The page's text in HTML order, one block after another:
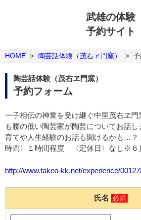
武雄の体験
予約サイト
HOME > 陶芸話体験（茂右ヱ門窯） >
陶芸話体験（茂右ヱ門窯）
予約フォーム
一子相伝の神業を受け継ぐ中里茂右ヱ門
も腰の低い陶芸家が陶芸についてお話
育てや人生経験のお話も聞けるかも…
時間〉１時間程度 〈定休日〉なし※６
http://www.takeo-kk.net/experience/
氏名 必須